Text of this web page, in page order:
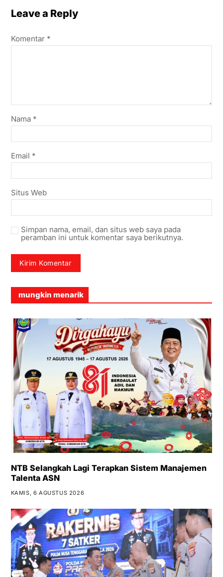
Leave a Reply
Komentar *
Nama *
Email *
Situs Web
Simpan nama, email, dan situs web saya pada
peramban ini untuk komentar saya berikutnya.
mungkin menarik
NTB Selangkah Lagi Terapkan Sistem Manajemen
Talenta ASN
KAMIS, 6 AGUSTUS 2026